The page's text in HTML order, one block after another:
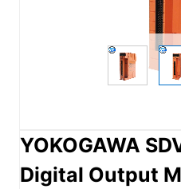
YOKOGAWA
Digital Output